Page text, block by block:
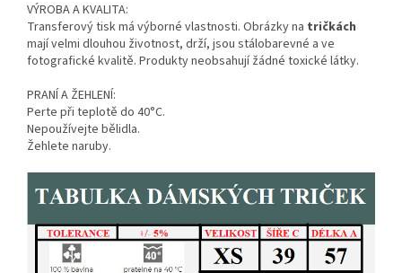
VÝROBA A KVALITA:
Transferový tisk má výborné vlastnosti. Obrázky na tričkách
mají velmi dlouhou životnost, drží, jsou stálobarevné a ve
fotografické kvalitě. Produkty neobsahují žádné toxické látky.
PRANÍ A ŽEHLENÍ:
Perte při teplotě do 40°C.
Nepoužívejte bělidla.
Žehlete naruby.